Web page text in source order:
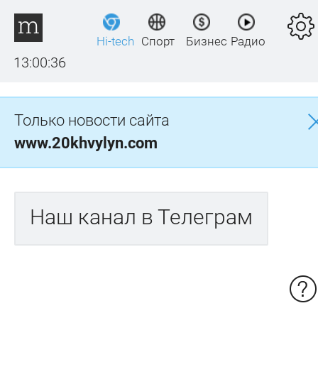
13:00:36
Hi-tech Спорт Бизнес Радио
Только новости сайта
www.20khvylyn.com
Наш канал в Телеграм